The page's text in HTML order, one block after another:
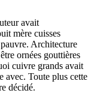
avait
mère cuisses
Architecture
ornées gouttières
cuivre grands avait
avec. Toute plus cette
décidé.